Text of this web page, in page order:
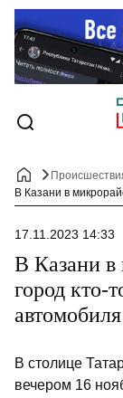
17.11.2023 14:33
В Казани
город кто-
В столице
вечером 16